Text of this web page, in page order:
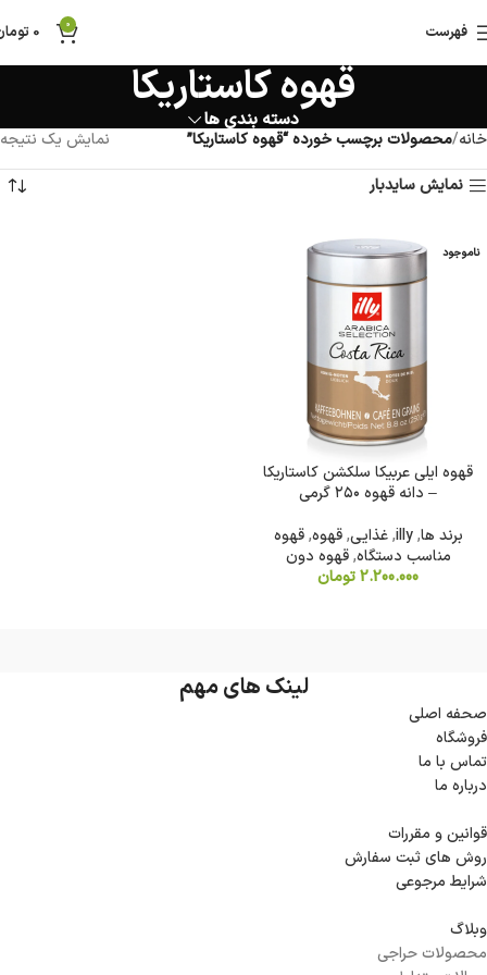
فهرست 0
0
قهوه کاستاریکا
دسته بندی ها
خانه محصولات برچسب خورده “قهوه کاستاریکا”
نمایش یک نتیجه
نمایش سایدبار
ناموجود
قهوه ایلی عربیکا سلکشن کاستاریکا
– دانه قهوه ۲۵۰ گرمی
برند ها,
illy
,غذایی,قهوه,قهوه
مناسب دستگاه,قهوه دون
2.200.000تومان
لینک های مهم
صحفه اصلی
فروشگاه
تماس با ما
درباره ما
قوانین و مقررات
روش های ثبت سفارش
شرایط مرجوعی
وبلاگ
محصولات حراجی